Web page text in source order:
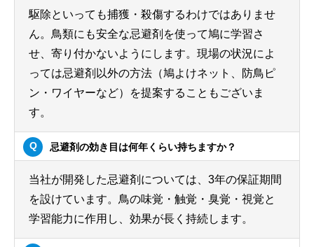
駆除といっても捕獲・殺傷するわけではありませ
ん。鳥類にも安全な忌避剤を使って鳩に学習さ
せ、寄り付かないようにします。現場の状況によ
っては忌避剤以外の方法（鳩よけネット、防鳥ピ
ン・ワイヤーなど）を提案することもございま
す。
忌避剤の効き目は何年くらい持ちますか？
当社が開発した忌避剤については、3年の保証期間
を設けています。鳥の味覚・触覚・臭覚・視覚と
学習能力に作用し、効果が長く持続します。